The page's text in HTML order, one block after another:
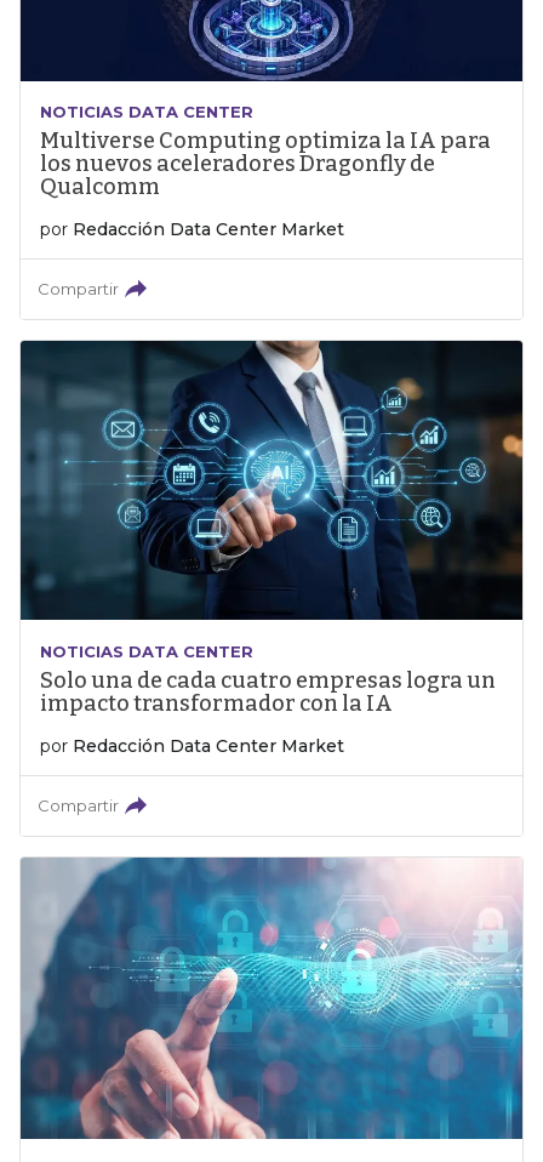
NOTICIAS DATA CENTER
Multiverse Computing optimiza la IA para
los nuevos aceleradores Dragonfly de
Qualcomm
por Redacción Data Center Market
Compartir
NOTICIAS DATA CENTER
Solo una de cada cuatro empresas logra un
impacto transformador con la IA
por Redacción Data Center Market
Compartir